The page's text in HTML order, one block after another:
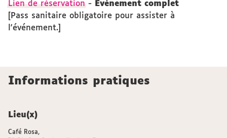
Lien de réservation - Événement complet
[Pass sanitaire obligatoire pour assister à
l'événement.]
Informations pratiques
Lieu(x)
Café Rosa,